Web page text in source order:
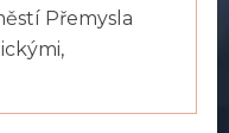
Přemysla